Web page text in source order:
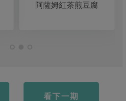
阿薩姆紅茶煎豆腐
看下一期